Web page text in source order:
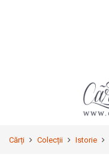
Cărți Colecții Istorie